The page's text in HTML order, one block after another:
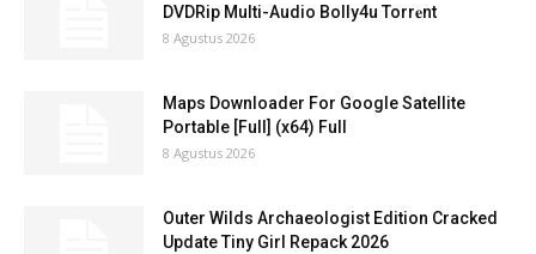
DVDRip Multi-Audio Bolly4u Torr𝐞nt
8 Agustus 2026
Maps Downloader For Google Satellite
Portable [Full] (x64) Full
8 Agustus 2026
Outer Wilds Archaeologist Edition Cracked
Update Tiny Girl Repack 2026